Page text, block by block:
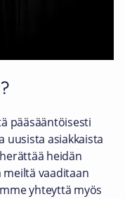
pääsääntöisesti
uusista asiakkaista
heidän
meiltä vaaditaan
yhteyttä myös